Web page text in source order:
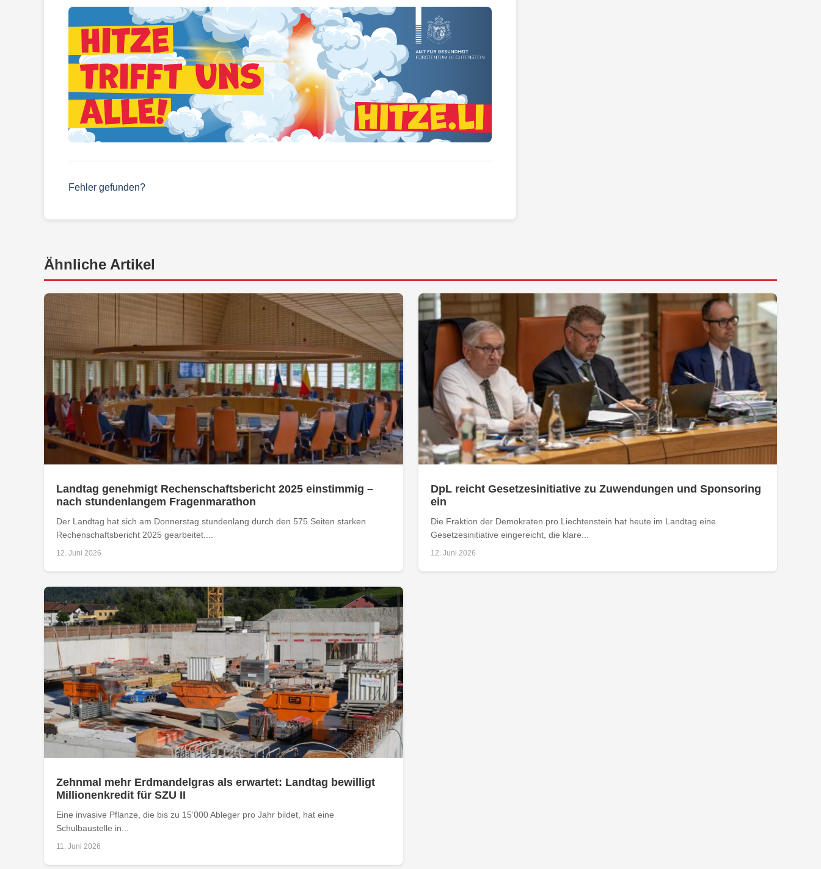
Fehler gefunden?
Ähnliche Artikel
Landtag genehmigt Rechenschaftsbericht 2025 einstimmig –
nach stundenlangem Fragenmarathon
Der Landtag hat sich am Donnerstag stundenlang durch den 575 Seiten starken
Rechenschaftsbericht 2025 gearbeitet....
12. Juni 2026
DpL reicht Gesetzesinitiative zu Zuwendungen und Sponsoring
ein
Die Fraktion der Demokraten pro Liechtenstein hat heute im Landtag eine
Gesetzesinitiative eingereicht, die klare...
12. Juni 2026
Zehnmal mehr Erdmandelgras als erwartet: Landtag bewilligt
Millionenkredit für SZU II
Eine invasive Pflanze, die bis zu 15’000 Ableger pro Jahr bildet, hat eine
Schulbaustelle in...
11. Juni 2026